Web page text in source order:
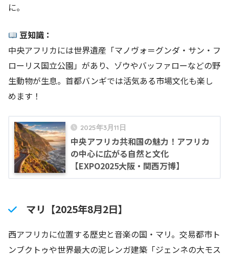
に。
豆知識：
中央アフリカには世界遺産「マノヴォ＝グンダ・サン・フ
ローリス国立公園」があり、ゾウやバッファローなどの野
生動物が生息。首都バンギでは活気ある市場文化も楽し
めます！
2025年3月11日
中央アフリカ共和国の魅力！アフリカ
の中心に広がる自然と文化
【EXPO2025大阪・関西万博】
マリ【2025年8月2日】
西アフリカに位置する歴史と音楽の国・マリ。交易都市ト
ンブクトゥや世界最大の泥レンガ建築「ジェンネの大モス